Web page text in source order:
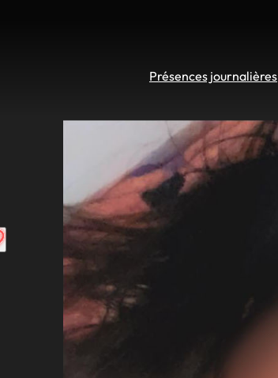
Présences journalières